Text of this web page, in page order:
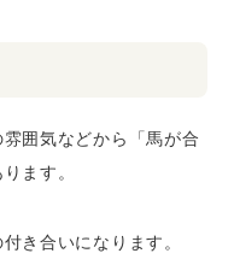
囲気などから「馬が合
ます。
き合いになります。